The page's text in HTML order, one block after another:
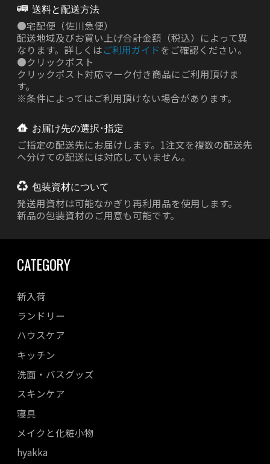
送料と配送方法
●宅配便（佐川急便）
配送地域及びお買い上げ合計金額（税込）によって異
なります。詳しくはご利用ガイド をご確認ください。
●クリックポスト
クリックポスト対応マーク付き商品にご利用頂けま
す。
※条件によってはご利用頂けない場合があります。
お届け先の選択･指定
ご指定の配送先にお届けします。1注文を複数の配送先
へ分けての配送には対応していません。
包装資材について
発送用資材は可能なかぎり再利用品を使用します。
新品の包装資材のご用意も可能です。
CATEGORY
新入荷
ランドリー
ハウスケア
キッチン
洗面・バスグッズ
スキンケア
寝具
メイクと化粧小物
hyakka